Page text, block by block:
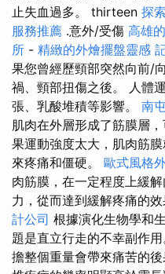
止失血過多。 thirteen 探
服務推薦 .意外/受傷 高雄
所 - 精緻的外燴擺盤靈感
果您曾經歷頸部突然向前/
禍、頸部扭傷之後。 人體
張、乳酸堆積等影響。 南
肌肉在外層形成了筋膜層
果運動強度太大，肌肉筋
來疼痛和僵硬。 歐式風格
肉筋膜，在一定程度上緩
力，從而達到緩解疼痛的
計公司 根據演化生物學和
題是直立行走的不幸副作用
擔整個重量會帶來痛苦的後